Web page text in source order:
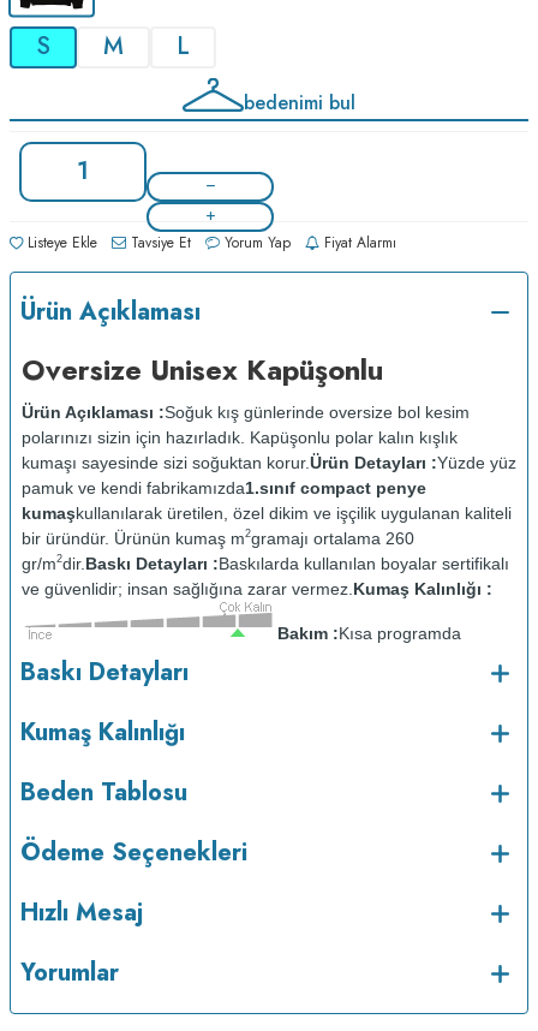
S M L
bedenimi bul
Listeye Ekle Tavsiye Et Yorum Yap Fiyat Alarmı
Ürün Açıklaması
Oversize Unisex Kapüşonlu
Ürün Açıklaması :Soğuk kış günlerinde oversize bol kesim
polarınızı sizin için hazırladık. Kapüşonlu polar kalın kışlık
kumaşı sayesinde sizi soğuktan korur.Ürün Detayları :Yüzde yüz
pamuk ve kendi fabrikamızda1.sınıf compact penye
kumaşkullanılarak üretilen, özel dikim ve işçilik uygulanan kaliteli
bir üründür. Ürünün kumaş m2gramajı ortalama 260
gr/m2dir. Baskı Detayları :Baskılarda kullanılan boyalar sertifikalı
ve güvenlidir; insan sağlığına zarar vermez. Kumaş Kalınlığı :
Bakım :Kısa programda
maksimum 30
C sıcaklıkta ve tersten yıkanır.
yapılmaz.Kurutma makinesinde kurutulmaz.
Orta ısıda ve tersten
v233.25
Baskı Detayları
Kumaş Kalınlığı
Beden Tablosu
Ödeme Seçenekleri
Hızlı Mesaj
Yorumlar